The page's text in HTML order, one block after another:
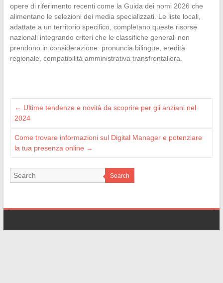
opere di riferimento recenti come la Guida dei nomi 2026 che
alimentano le selezioni dei media specializzati. Le liste locali,
adattate a un territorio specifico, completano queste risorse
nazionali integrando criteri che le classifiche generali non
prendono in considerazione: pronuncia bilingue, eredità
regionale, compatibilità amministrativa transfrontaliera.
← Ultime tendenze e novità da scoprire per gli anziani nel
2024
Come trovare informazioni sul Digital Manager e potenziare
la tua presenza online →
Search